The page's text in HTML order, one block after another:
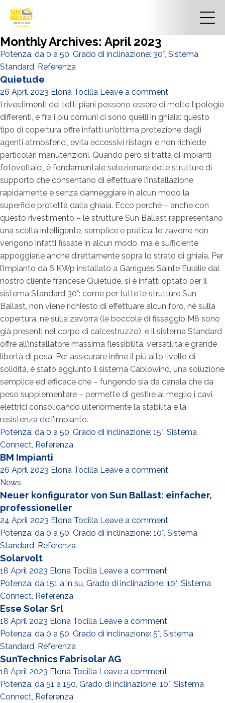
Monthly Archives: April 2023
Potenza: da 0 a 50, Grado di inclinazione: 30°, Sistema
Standard, Referenza
Quietude
26 April 2023 Elona Tocilla Leave a comment
I rivestimenti dei tetti piani possono essere di molte tipologie
differenti, e fra i più comuni ci sono quelli in ghiaia: questo
tipo di copertura offre infatti un’ottima protezione dagli
agenti atmosferici, evita eccessivi ristagni e non richiede
particolari manutenzioni. Quando però si tratta di impianti
fotovoltaici, è fondamentale selezionare delle strutture di
supporto che consentano di effettuare l’installazione
rapidamente e senza danneggiare in alcun modo la
superficie protetta dalla ghiaia. Ecco perché – anche con
questo rivestimento – le strutture Sun Ballast rappresentano
una scelta intelligente, semplice e pratica: le zavorre non
vengono infatti fissate in alcun modo, ma è sufficiente
appoggiarle anche direttamente sopra lo strato di ghiaia. Per
l’impianto da 6 KWp installato a Garrigues Sainte Eulalie dal
nostro cliente francese Quietude, si è infatti optato per il
sistema Standard 30°: come per tutte le strutture Sun
Ballast, non viene richiesto di effettuare alcun foro, né sulla
copertura, né sulla zavorra (le boccole di fissaggio M8 sono
già presenti nel corpo di calcestruzzo), e il sistema Standard
offre all’installatore massima flessibilità, versatilità e grande
libertà di posa. Per assicurare infine il più alto livello di
solidità, è stato aggiunto il sistema Cablowind, una soluzione
semplice ed efficace che – fungendo sia da canala che da
peso supplementare – permette di gestire al meglio i cavi
elettrici consolidando ulteriormente la stabilità e la
resistenza dell’impianto.
Potenza: da 0 a 50, Grado di inclinazione: 15°, Sistema
Connect, Referenza
BM Impianti
26 April 2023 Elona Tocilla Leave a comment
News
Neuer konfigurator von Sun Ballast: einfacher,
professioneller
24 April 2023 Elona Tocilla Leave a comment
Potenza: da 0 a 50, Grado di inclinazione: 10°, Sistema
Standard, Referenza
Solarvolt
18 April 2023 Elona Tocilla Leave a comment
Potenza: da 151 a in su, Grado di inclinazione: 10°, Sistema
Connect, Referenza
Esse Solar Srl
18 April 2023 Elona Tocilla Leave a comment
Potenza: da 0 a 50, Grado di inclinazione: 5°, Sistema
Standard, Referenza
SunTechnics Fabrisolar AG
18 April 2023 Elona Tocilla Leave a comment
Potenza: da 51 a 150, Grado di inclinazione: 10°, Sistema
Connect, Referenza